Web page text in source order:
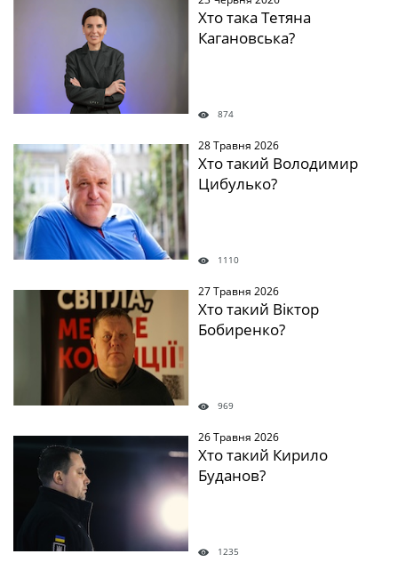
Хто така Тетяна
Кагановська?
874
28 Травня 2026
Хто такий Володимир
Цибулько?
1110
27 Травня 2026
Хто такий Віктор
Бобиренко?
969
26 Травня 2026
Хто такий Кирило
Буданов?
1235